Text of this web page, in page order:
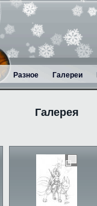
Разное Галереи
Галерея